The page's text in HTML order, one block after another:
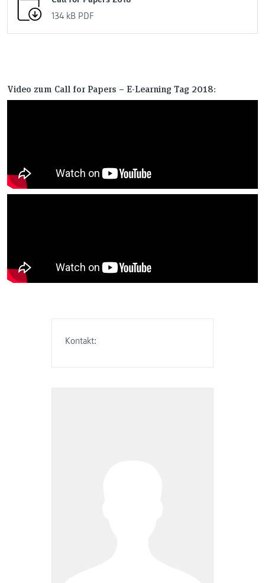
Kontakt:
134 kB PDF
Video zum Call for Papers – E-Learning Tag 2018: